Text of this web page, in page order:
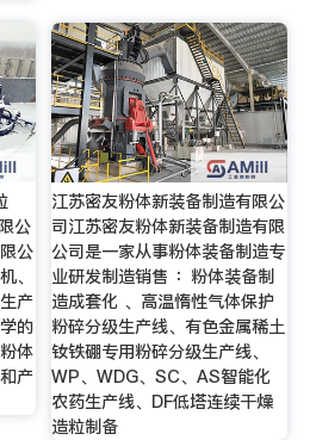
公
公
、
产
的
体
产
江苏密友粉体新装备制造有限公
司江苏密友粉体新装备制造有限
公司是一家从事粉体装备制造专
业研发制造销售 ：粉体装备制
造成套化 、高温惰性气体保护
粉碎分级生产线、有色金属稀土
钕铁硼专用粉碎分级生产线、
WP、WDG、SC、AS智能化
农药生产线、DF低塔连续干燥
造粒制备